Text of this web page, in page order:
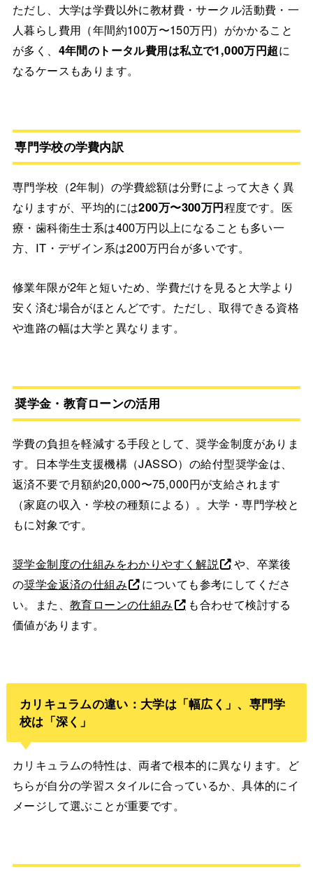
ただし、大学は学費以外に教材費・サークル活動費・一
人暮らし費用（年間約100万〜150万円）がかかること
が多く、 4年間のトータル費用は私立で1,000万円超に
なるケースもあります。
専門学校の学費内訳
専門学校（2年制）の学費総額は分野によって大きく異
なりますが、平均的には200万〜300万円程度です。医
療・歯科衛生士系は400万円以上になることも多い一
方、IT・デザイン系は200万円台が多いです。
修業年限が2年と短いため、学費だけを見ると大学より
安く済む場合がほとんどです。ただし、取得できる資格
や進路の幅は大学と異なります。
奨学金・教育ローンの活用
学費の負担を軽減する手段として、奨学金制度がありま
す。日本学生支援機構（JASSO）の給付型奨学金は、
返済不要で月額約20,000〜75,000円が支給されます
（家庭の収入・学校の種類による）。大学・専門学校と
もに対象です。
奨学金制度の仕組みをわかりやすく解説
や、卒業後
の奨学金返済の仕組み
についても参考にしてくださ
い。また、 教育ローンの仕組み
も合わせて検討する
価値があります。
カリキュラムの違い：大学は「幅広く」、専門学
校は「深く」
カリキュラムの特性は、両者で根本的に異なります。ど
ちらが自分の学習スタイルに合っているか、具体的にイ
メージして選ぶことが重要です。